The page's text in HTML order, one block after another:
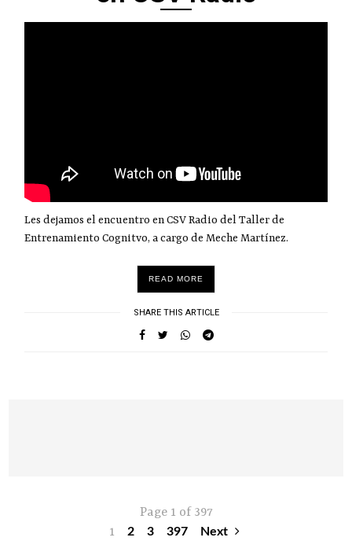
Les dejamos el encuentro en CSV Radio del Taller de
Entrenamiento Cognitvo, a cargo de Meche Martínez.
READ MORE
SHARE THIS ARTICLE
Page 1 of 397
1
2 3 397 Next